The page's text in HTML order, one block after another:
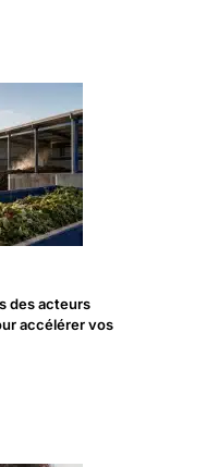
des acteurs
accélérer vos